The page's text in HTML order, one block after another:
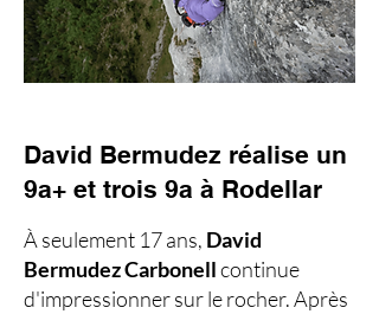
David Bermudez réalise un
9a+ et trois 9a à Rodellar
À seulement 17 ans, David
Bermudez Carbonellcontinue
d'impressionner sur le rocher. Après